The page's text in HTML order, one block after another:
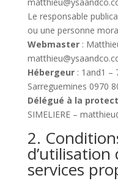
Le responsable
ou une personne
Webmaster:
Hébergeur: 1and1 –
Sarreguemines 0970
Délégué à la
SIMELIERE –
2.
services